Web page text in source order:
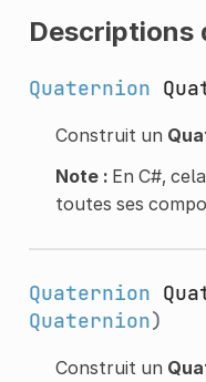
Descriptions
Quaternion
Construit un
Note :En C#,
toutes ses
Quaternion
Quaternion)
Construit un